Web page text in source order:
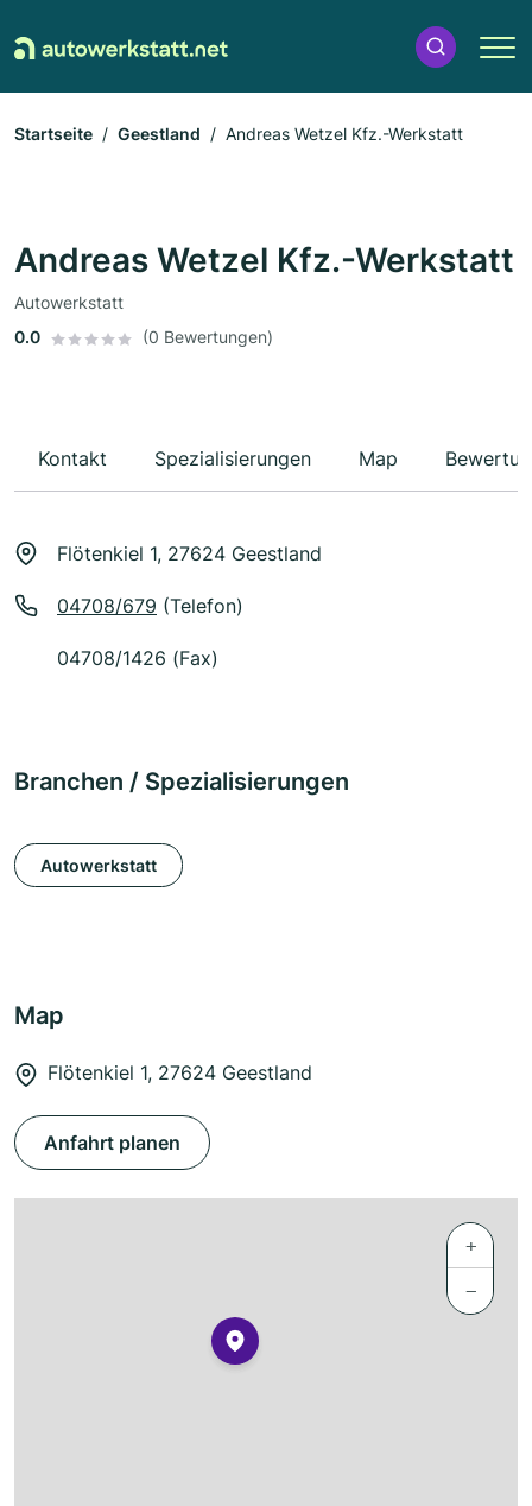
Startseite Geestland Andreas Wetzel Kfz.-Werkstatt
Andreas Wetzel Kfz.-Werkstatt
Autowerkstatt
0.0
(0 Bewertungen)
Kontakt Spezialisierungen Map
Flötenkiel 1, 27624 Geestland
04708/679 (Telefon)
04708/1426 (Fax)
Branchen / Spezialisierungen
Autowerkstatt
Map
Flötenkiel 1, 27624 Geestland
Anfahrt planen
+
−